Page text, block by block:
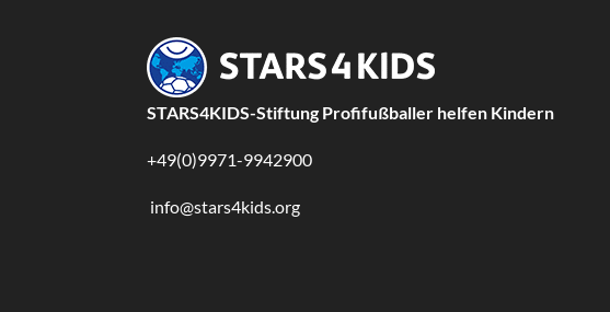
STARS4KIDS-Stiftung Profifußballer helfen Kindern
+49(0)9971-9942900
info@stars4kids.org